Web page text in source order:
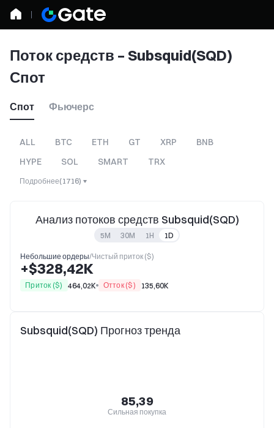
Поток средств – Subsquid(SQD)
Спот
Спот Фьючерс
ALL BTC ETH GT XRP
BNB
HYPE
SOL SMART TRX
Подробнее(1716)
Анализ потоков средств Subsquid(SQD)
5M 30M 1H 1D
Небольшие ордеры/Чистый приток ($)
+$328,42K
Приток ($) 464,02K Отток ($) 135,60K
Subsquid(SQD) Прогноз тренда
85,39
Сильная покупка